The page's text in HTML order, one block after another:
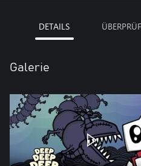
DETAILS
Galerie